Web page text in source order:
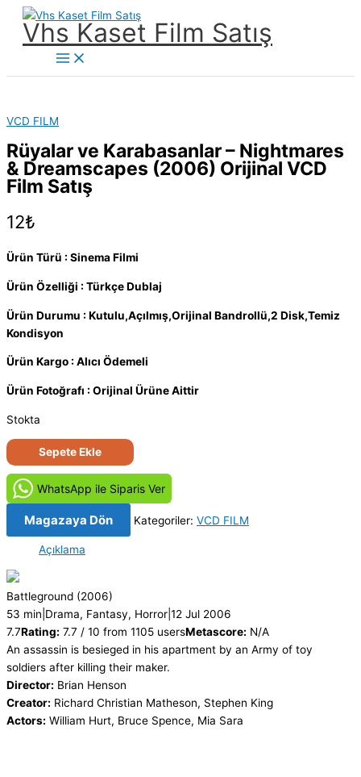
İçeriğe
Vhs Kaset Film Satış
Main
Menu
VCD FILM
Rüyalar ve Karabasanlar – Nightmares
& Dreamscapes (2006) Orijinal VCD
Film Satış
12₺
Ürün Türü : Sinema Filmi
Ürün Özelliği : Türkçe Dublaj
Ürün Durumu : Kutulu,Açılmış,Orijinal Bandrollü,2 Disk,Temiz
Kondisyon
Ürün Kargo : Alıcı Ödemeli
Ürün Fotoğrafı : Orijinal Ürüne Aittir
Stokta
Rüyalar
ve
Karabasanlar
-
Nightmares
&
Dreamscapes
(2006)
Orijinal
VCD
Film
Satış
adet
Sepete Ekle
WhatsApp ile Siparis Ver
Magazaya Dön Kategoriler: VCD FILM
Açıklama
Battleground (2006)
53 min Drama, Fantasy, Horror 12 Jul 2006
7.7Rating: 7.7 / 10 from 1105 usersMetascore: N/A
An assassin is besieged in his apartment by an Army of toy
soldiers after killing their maker.
Director: Brian Henson
Creator: Richard Christian Matheson, Stephen King
Actors: William Hurt, Bruce Spence, Mia Sara